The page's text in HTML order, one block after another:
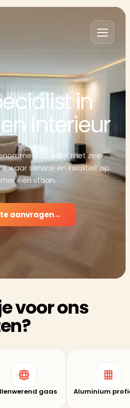
in
Interieur
bedrijf met zeer
waar service en kwaliteit op
één staan.
aanvragen→
voor ons
profielen